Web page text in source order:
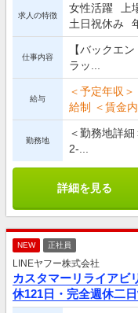
求人の特徴
女性活躍 上
土日祝休み
仕事内容
【バックエ
ラッ...
給与
＜予定年収
給制 ＜賃金内
勤務地
＜勤務地詳
2-...
詳細を見る
NEW 正社員
LINEヤフー株式会社
カスタマーリライア
休121日・完全週休二